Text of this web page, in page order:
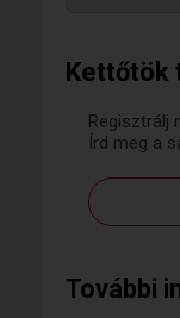
Kettőtök
Regisztrálj
Írd meg a
További